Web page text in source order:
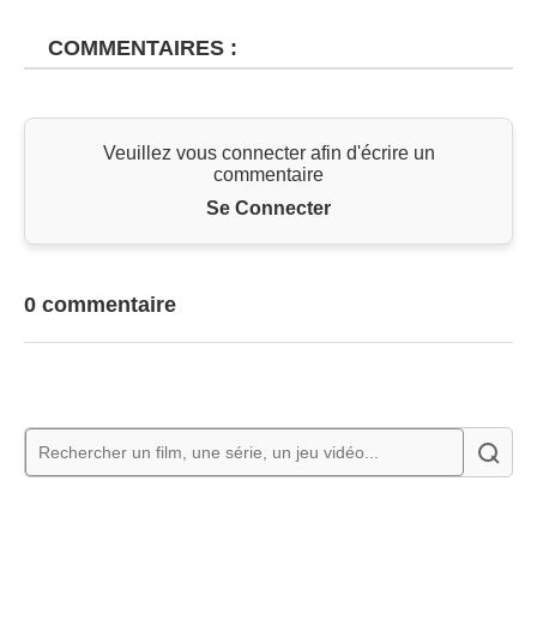
COMMENTAIRES :
Veuillez vous connecter afin d'écrire un
commentaire
Se Connecter
0 commentaire